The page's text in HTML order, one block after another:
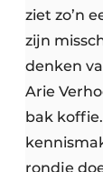
ziet zo’n
zijn
denken
Arie
bak
rondje